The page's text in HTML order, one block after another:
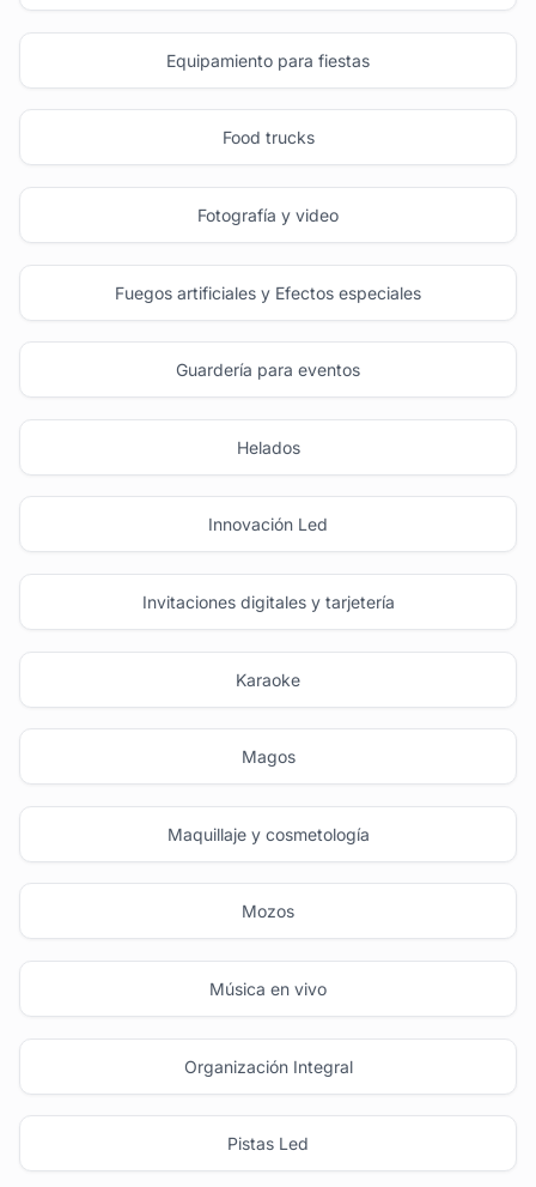
Equipamiento para fiestas
Food trucks
Fotografía y video
Fuegos artificiales y Efectos especiales
Guardería para eventos
Helados
Innovación Led
Invitaciones digitales y tarjetería
Karaoke
Magos
Maquillaje y cosmetología
Mozos
Música en vivo
Organización Integral
Pistas Led